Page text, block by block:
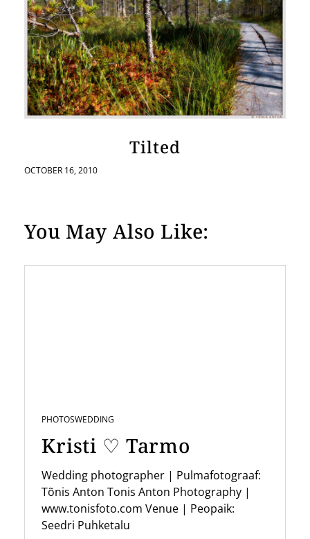
Tilted
OCTOBER 16, 2010
You May Also Like:
PHOTOSWEDDING
Kristi ♡ Tarmo
Wedding photographer | Pulmafotograaf:
Tõnis Anton Tonis Anton Photography |
www.tonisfoto.com Venue | Peopaik:
Seedri Puhketalu